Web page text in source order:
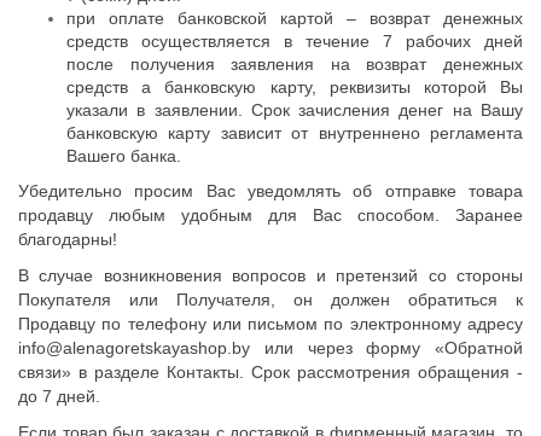
при оплате банковской картой – возврат денежных
средств осуществляется в течение 7 рабочих дней
после получения заявления на возврат денежных
средств а банковскую карту, реквизиты которой Вы
указали в заявлении. Срок зачисления денег на Вашу
банковскую карту зависит от внутреннено регламента
Вашего банка.
Убедительно просим Вас уведомлять об отправке товара
продавцу любым удобным для Вас способом. Заранее
благодарны!
В случае возникновения вопросов и претензий со стороны
Покупателя или Получателя, он должен обратиться к
Продавцу по телефону или письмом по электронному адресу
info@alenagoretskayashop.by или через форму «Обратной
связи» в разделе Контакты. Срок рассмотрения обращения -
до 7 дней.
Если товар был заказан с доставкой в фирменный магазин, то